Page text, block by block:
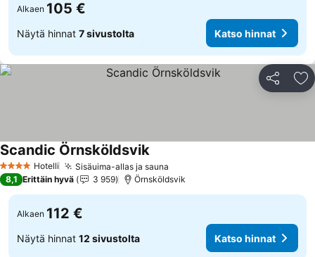
Alkaen 105 €
Näytä hinnat 7 sivustolta Katso hinnat
Jaa
4 Tähtiluokitus
Hotelli Sisäuima-allas ja sauna
Scandic ÖrnsköldsvikKatso hinnat
8,1 Erittäin hyvä 3 959 Örnsköldsvik
Alkaen 112 €
Näytä hinnat 12 sivustolta Katso hinnat